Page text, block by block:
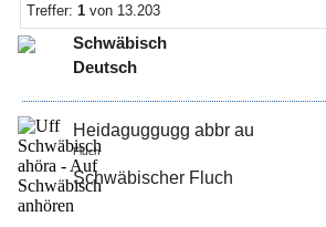
Treffer: 1 von 13.203
Schwäbisch
Deutsch
Heidaguggugg abbr au
Fluch
Schwäbischer Fluch